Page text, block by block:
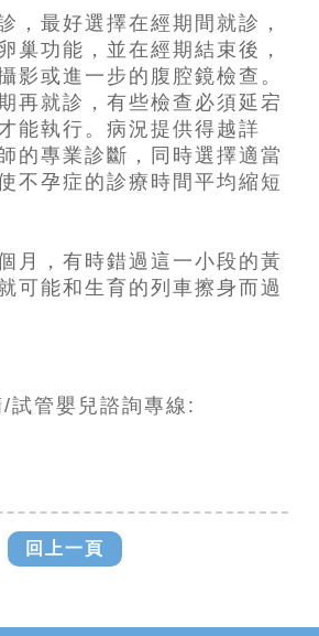
，最好選擇在經期間就診，
巢功能，並在經期結束後，
影或進一步的腹腔鏡檢查。
再就診，有些檢查必須延宕
能執行。病況提供得越詳
的專業診斷，同時選擇適當
不孕症的診療時間平均縮短
月，有時錯過這一小段的黃
可能和生育的列車擦身而過
試管嬰兒諮詢專線:
回上一頁